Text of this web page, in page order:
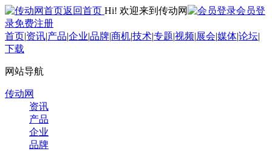
返回首页 Hi! 欢迎来到传动网
会员登
录免费注册
首页|资讯|产品|企业|品牌|商机|技术|专题|视频|展会|媒体|论坛|
下载
网站导航
传动网
资讯
产品
企业
品牌